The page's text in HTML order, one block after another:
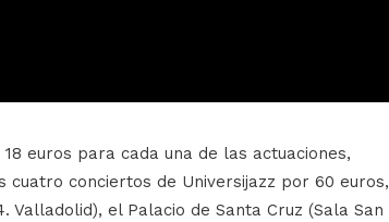
euros para cada una de las actuaciones,
cuatro conciertos de Universijazz por 60 euros,
Valladolid), el Palacio de Santa Cruz (Sala San